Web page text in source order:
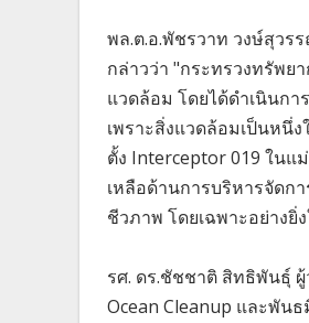
พล.ต.อ.พัชรวาท วงษ์สุวร
กล่าวว่า "กระทรวงทรัพย
แวดล้อม โดยได้ดำเนินก
เพราะสิ่งแวดล้อมเป็นหนึ่
ตั้ง Interceptor 019 ในแ
เหลือด้านการบริหารจัดก
ชีวภาพ โดยเฉพาะอย่าง
รศ. ดร.ชัชชาติ สิทธิพันธุ์
Ocean Cleanup และพัน